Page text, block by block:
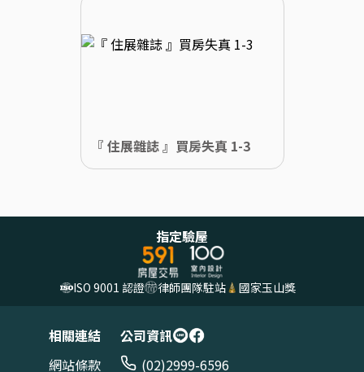
『 住展雜誌 』買房失真 1-3
指定驗屋
ISO 9001 認證 律師團隊駐站 國家玉山獎
相關連結
網站條款
公司資訊
(02)2999-6596